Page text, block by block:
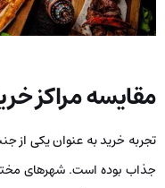
مقایسه مراکز
تجربه خرید به عنوان یکی از
جذاب بوده است. شهرهای